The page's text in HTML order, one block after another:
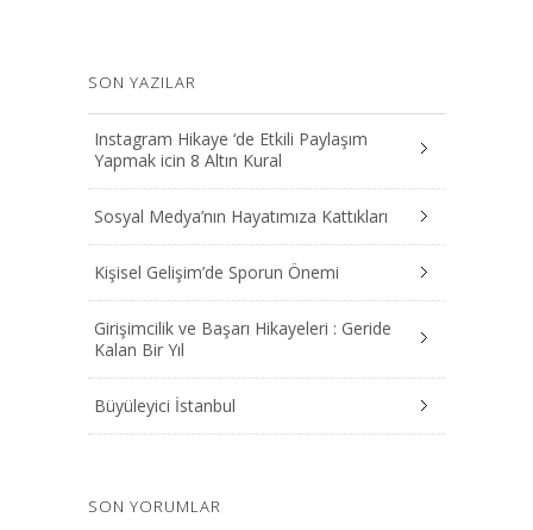
SON YAZILAR
Instagram Hikaye ‘de Etkili Paylaşım
Yapmak icin 8 Altın Kural
Sosyal Medya’nın Hayatımıza Kattıkları
Kişisel Gelişim’de Sporun Önemi
Girişimcilik ve Başarı Hikayeleri : Geride
Kalan Bir Yıl
Büyüleyici İstanbul
SON YORUMLAR